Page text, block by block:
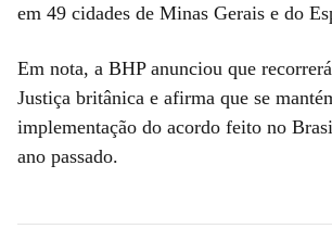
em 49 cidades de Minas Gerais e do
Em nota, a BHP anunciou que
Justiça britânica e afirma que se
implementação do acordo feito no
ano passado.